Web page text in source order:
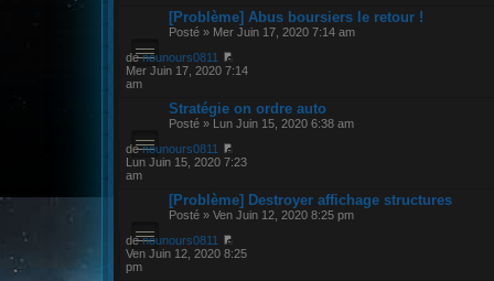
[Problème] Abus boursiers le retour !
Posté » Mer Juin 17, 2020 7:14 am
denounours0811
Mer Juin 17, 2020 7:14
am
Stratégie on ordre auto
Posté » Lun Juin 15, 2020 6:38 am
denounours0811
Lun Juin 15, 2020 7:23
am
[Problème] Destroyer affichage structures
Posté » Ven Juin 12, 2020 8:25 pm
denounours0811
Ven Juin 12, 2020 8:25
pm